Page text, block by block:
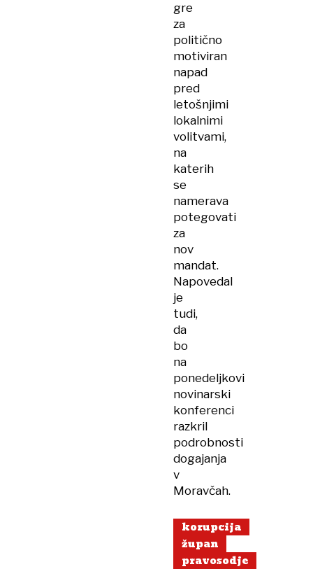
gre
za
politično
motiviran
napad
pred
letošnjimi
lokalnimi
volitvami,
na
katerih
se
namerava
potegovati
za
nov
mandat.
Napovedal
je
tudi,
da
bo
na
ponedeljkovi
novinarski
konferenci
razkril
podrobnosti
dogajanja
v
Moravčah.
korupcija
župan
pravosodje